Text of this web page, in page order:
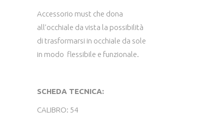
Accessorio must che dona
all’occhiale da vista la possibilità
di trasformarsi in occhiale da sole
in modo flessibile e funzionale.
SCHEDA TECNICA:
CALIBRO: 54